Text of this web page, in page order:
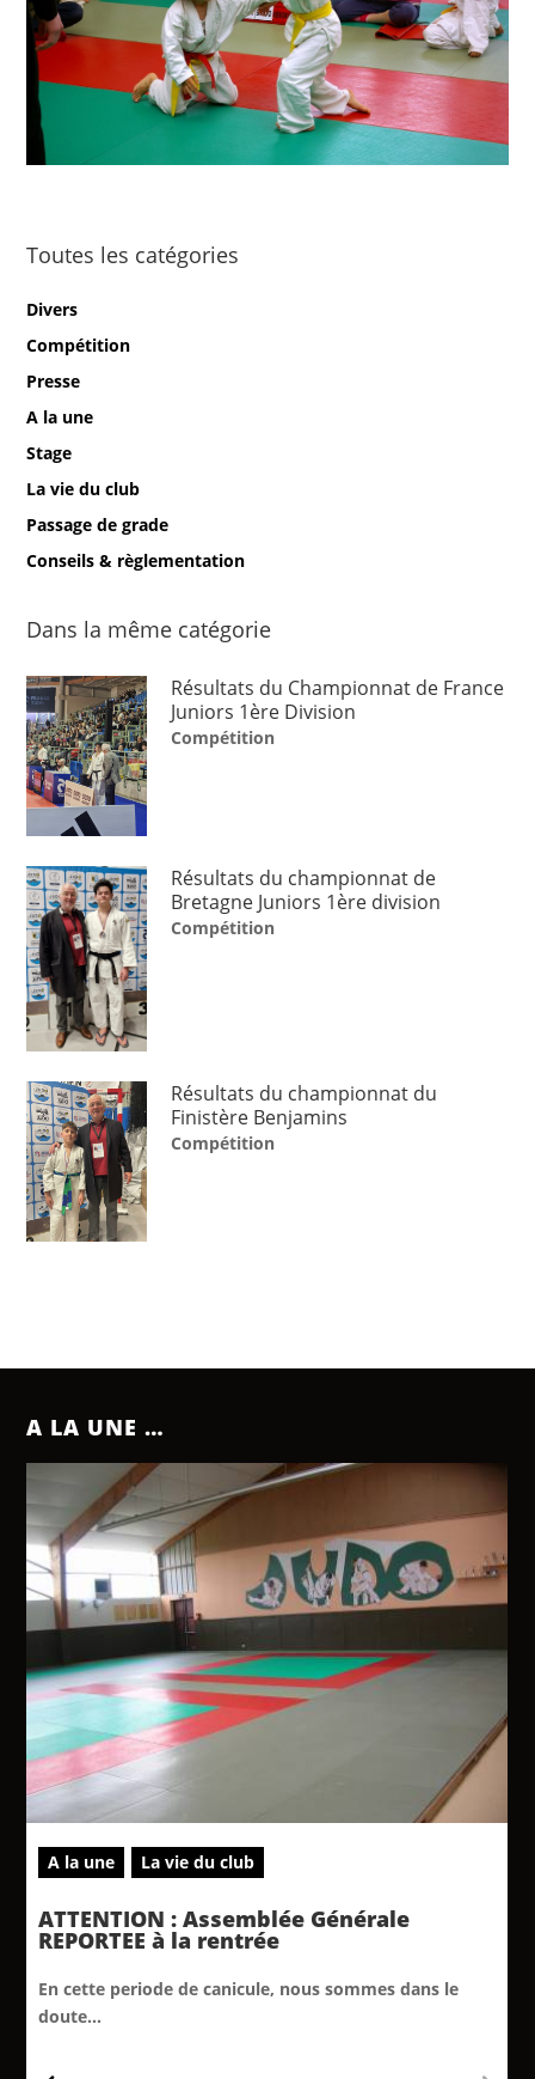
Toutes les catégories
Divers
Compétition
Presse
A la une
Stage
La vie du club
Passage de grade
Conseils & règlementation
Dans la même catégorie
Résultats du Championnat de France
Juniors 1ère Division
Compétition
Résultats du championnat de
Bretagne Juniors 1ère division
Compétition
Résultats du championnat du
Finistère Benjamins
Compétition
A LA UNE …
A la une La vie du club
ATTENTION : Assemblée Générale
REPORTEE à la rentrée
En cette periode de canicule, nous sommes dans le
doute...